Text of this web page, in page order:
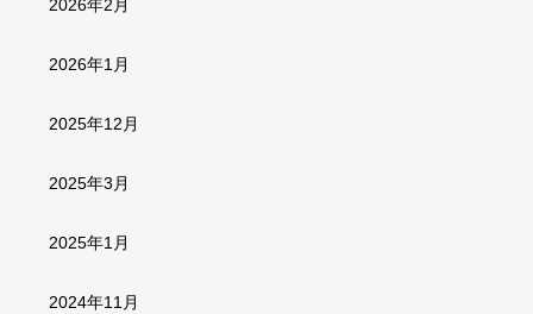
2026年2月
2026年1月
2025年12月
2025年3月
2025年1月
2024年11月